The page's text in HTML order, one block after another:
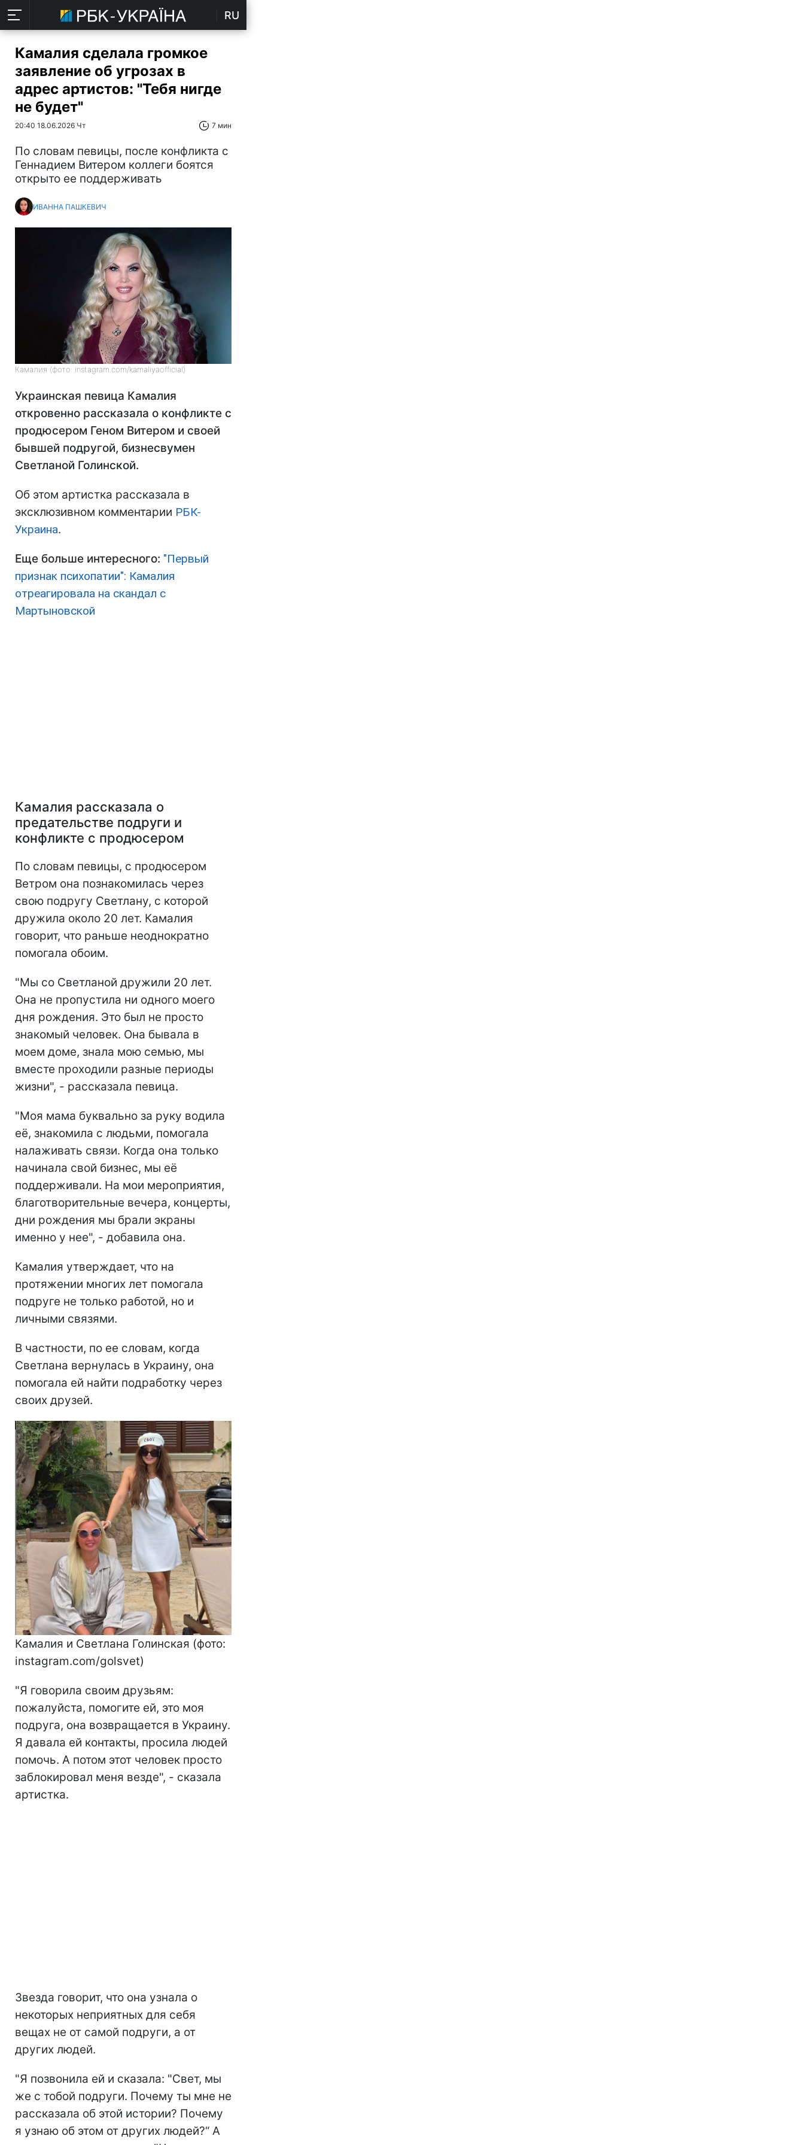
RU
Камалия сделала громкое
заявление об угрозах в
адрес артистов: "Тебя нигде
не будет"
20:40 18.06.2026 Чт 7 мин
По словам певицы, после конфликта с
Геннадием Витером коллеги боятся
открыто ее поддерживать
ИВАННА ПАШКЕВИЧ
Камалия (фото: instagram.com/kamaliyaofficial)
Украинская певица Камалия
откровенно рассказала о конфликте с
продюсером Геном Витером и своей
бывшей подругой, бизнесвумен
Светланой Голинской.
Об этом артистка рассказала в
эксклюзивном комментарии РБК-
Украина.
Еще больше интересного: "Первый
признак психопатии": Камалия
отреагировала на скандал с
Мартыновской
Камалия рассказала о
предательстве подруги и
конфликте с продюсером
По словам певицы, с продюсером
Ветром она познакомилась через
свою подругу Светлану, с которой
дружила около 20 лет. Камалия
говорит, что раньше неоднократно
помогала обоим.
"Мы со Светланой дружили 20 лет.
Она не пропустила ни одного моего
дня рождения. Это был не просто
знакомый человек. Она бывала в
моем доме, знала мою семью, мы
вместе проходили разные периоды
жизни", - рассказала певица.
"Моя мама буквально за руку водила
её, знакомила с людьми, помогала
налаживать связи. Когда она только
начинала свой бизнес, мы её
поддерживали. На мои мероприятия,
благотворительные вечера, концерты,
дни рождения мы брали экраны
именно у нее", - добавила она.
Камалия утверждает, что на
протяжении многих лет помогала
подруге не только работой, но и
личными связями.
В частности, по ее словам, когда
Светлана вернулась в Украину, она
помогала ей найти подработку через
своих друзей.
Камалия и Светлана Голинская (фото:
instagram.com/golsvet)
"Я говорила своим друзьям:
пожалуйста, помогите ей, это моя
подруга, она возвращается в Украину.
Я давала ей контакты, просила людей
помочь. А потом этот человек просто
заблокировал меня везде", - сказала
артистка.
Звезда говорит, что она узнала о
некоторых неприятных для себя
вещах не от самой подруги, а от
других людей.
"Я позвонила ей и сказала: "Свет, мы
же с тобой подруги. Почему ты мне не
рассказала об этой истории? Почему
я узнаю об этом от других людей?“ А